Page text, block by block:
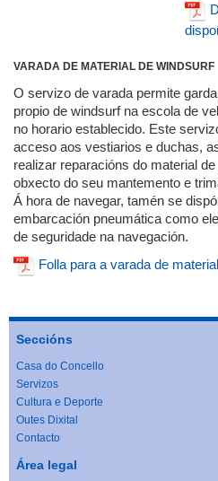
VARADA DE MATERIAL DE WINDSURF
O servizo de varada permite
propio de windsurf na escola de
no horario establecido. Este
acceso aos vestiarios e duchas,
realizar reparacións do material
obxecto do seu mantemento e
Á hora de navegar, tamén se
embarcación pneumática como
de seguridade na navegación.
Folla para a varada de
Seccións
Casa do Concello
Servizos
Cultura e Deporte
Outes Dixital
Contacto
Área legal